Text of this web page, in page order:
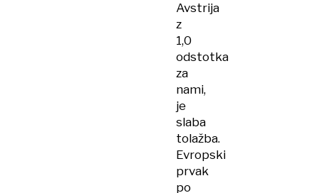
Avstrija
z
1,0
odstotka
za
nami,
je
slaba
tolažba.
Evropski
prvak
po